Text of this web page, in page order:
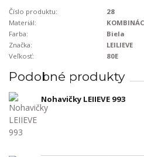
Číslo produktu:
28
Materiál:
Farba:
Biela
Značka:
LEILIEVE
Veľkosť:
80E
Podobné produkty
Nohavičky LEIIEVE 993